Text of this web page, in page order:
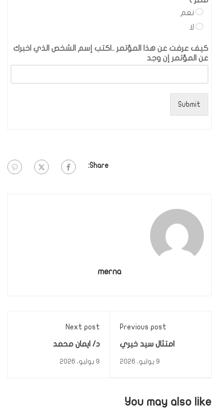
نعم
لا
كيف عرفت عن هذا المؤتمر ..اكتب إسم الشخص الذي اخبرك
عن المؤتمر إن وجد
Submit
Share:
merna
Previous post
امتثال سيد خيري
9 يوليو، 2026
Next post
د/ ايمان محمد
9 يوليو، 2026
You may also like